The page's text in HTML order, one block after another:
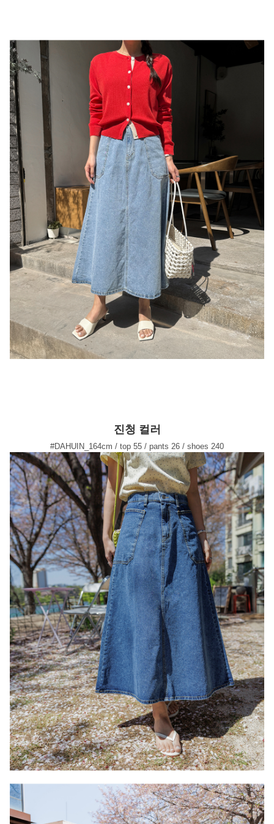
진청 컬러
#DAHUIN_164cm / top 55 / pants 26 / shoes 240